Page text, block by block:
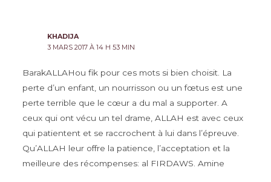
KHADIJA
3 MARS 2017 À 14 H 53 MIN
BarakALLAHou fik pour ces mots si bien choisit. La
perte d’un enfant, un nourrisson ou un fœtus est une
perte terrible que le cœur a du mal a supporter. A
ceux qui ont vécu un tel drame, ALLAH est avec ceux
qui patientent et se raccrochent à lui dans l’épreuve.
Qu’ALLAH leur offre la patience, l’acceptation et la
meilleure des récompenses: al FIRDAWS. Amine